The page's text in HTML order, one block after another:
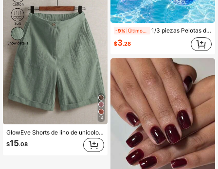
14
GlowEve Shorts de lino de unicolor versátiles y casuales para mujer
$15.08
-9% 1/3 piezas Pelotas de playa inflables y luminosas de colores, adecuadas para decoración de fiestas en el hogar y piscina
$3.28